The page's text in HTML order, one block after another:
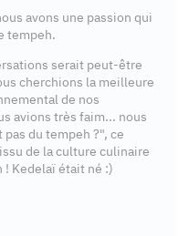
avons une passion qui
tempeh.
serait peut-être
cherchions la meilleure
de nos
avions très faim... nous
du tempeh ?", ce
de la culture culinaire
Kedelaï était né :)